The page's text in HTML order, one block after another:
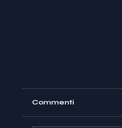
Commenti